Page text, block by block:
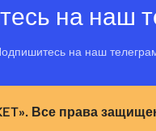
на наш
на наш
Все права